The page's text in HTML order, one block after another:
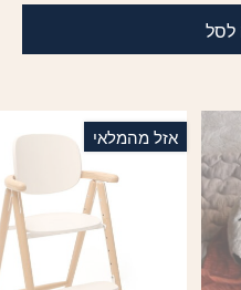
לסל
אזל מהמלאי